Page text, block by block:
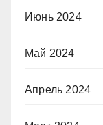
Июнь 2024
Май 2024
Апрель 2024